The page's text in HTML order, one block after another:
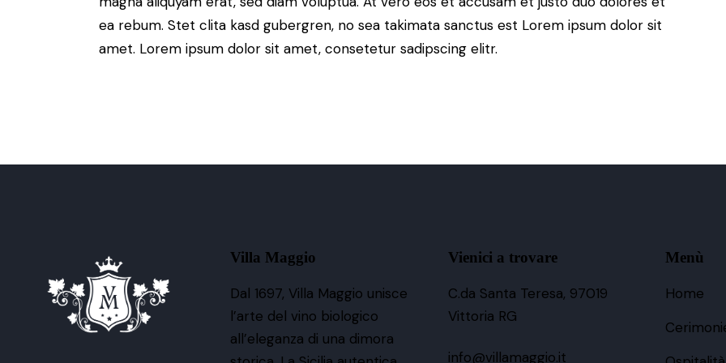
ea rebum. Stet clita kasd gubergren, no sea takimata sanctus est Lorem ipsum dolor sit
amet. Lorem ipsum dolor sit amet, consetetur sadipscing elitr.
Villa Maggio
Dal 1697, Villa Maggio unisce
l’arte del vino biologico
all’eleganza di una dimora
Vienici a trovare
C.da Santa Teresa, 97019
Vittoria RG
info@villamaggio.it
Menù
Home